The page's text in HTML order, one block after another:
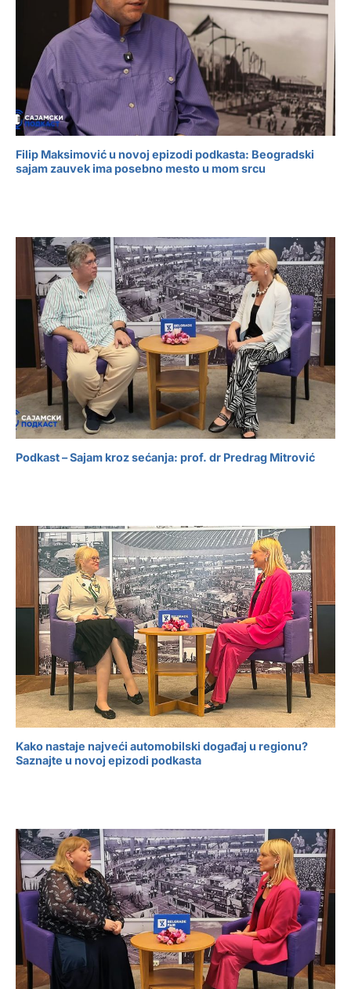
Filip Maksimović u novoj epizodi podkasta: Beogradski
sajam zauvek ima posebno mesto u mom srcu
Podkast – Sajam kroz sećanja: prof. dr Predrag Mitrović
Kako nastaje najveći automobilski događaj u regionu?
Saznajte u novoj epizodi podkasta